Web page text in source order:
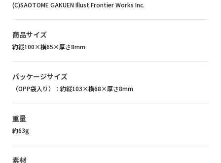
(C)SAOTOME GAKUEN Illust.Frontier Works Inc.
商品サイズ
約縦100×横65×厚さ8mm
パッケージサイズ
（OPP袋入り）：約縦103×横68×厚さ8mm
重量
約63g
素材